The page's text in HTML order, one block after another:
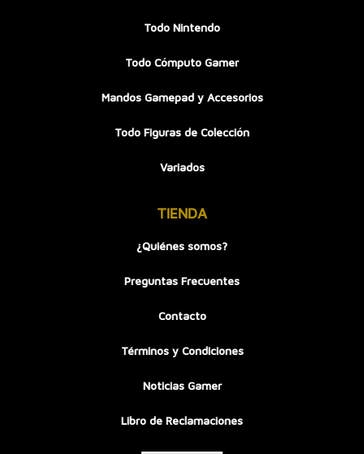
Todo Nintendo
Todo Cómputo Gamer
Mandos Gamepad y Accesorios
Todo Figuras de Colección
Variados
TIENDA
¿Quiénes somos?
Preguntas Frecuentes
Contacto
Términos y Condiciones
Noticias Gamer
Libro de Reclamaciones